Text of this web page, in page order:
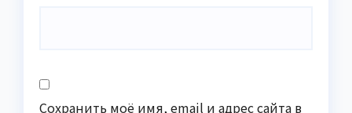
Сохранить моё имя, email и адрес сайта в